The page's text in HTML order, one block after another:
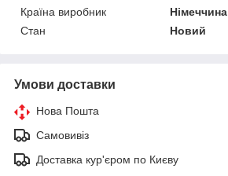
Країна виробник
Німеччина
Стан
Новий
Умови доставки
Нова Пошта
Самовивіз
Доставка кур'єром по Києву